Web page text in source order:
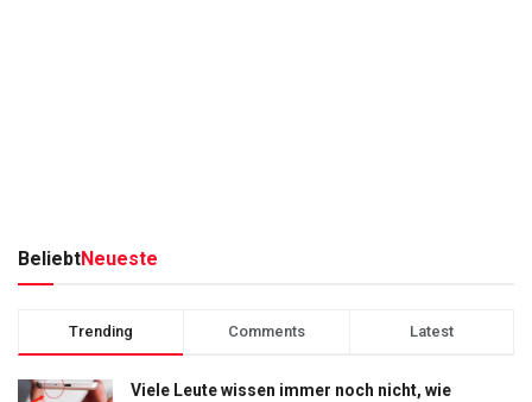
BeliebtNeueste
Trending Comments Latest
Viele Leute wissen immer noch nicht, wie